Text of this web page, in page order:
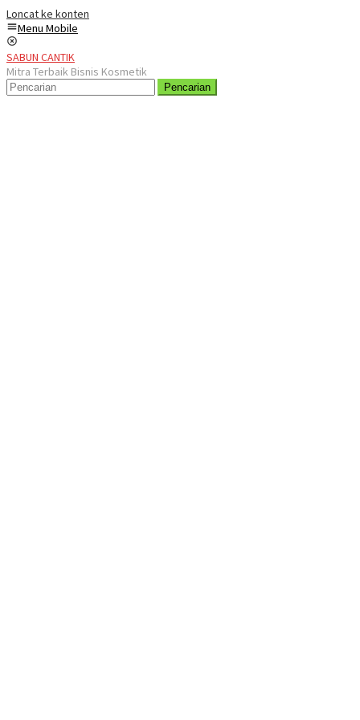
Loncat ke konten
Menu Mobile
SABUN CANTIK
Mitra Terbaik Bisnis Kosmetik
Pencarian